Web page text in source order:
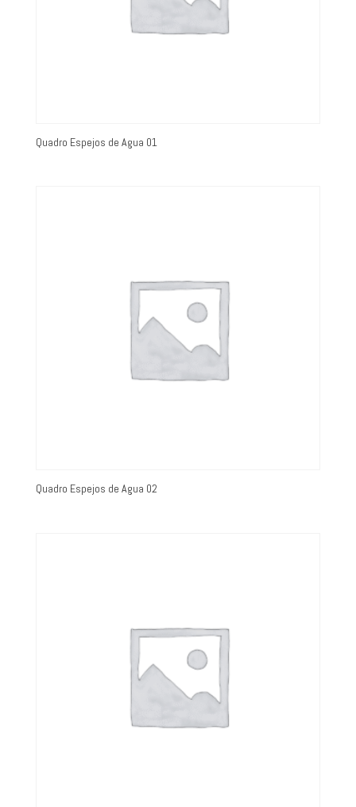
Quadro Espejos de Agua 01
Quadro Espejos de Agua 02